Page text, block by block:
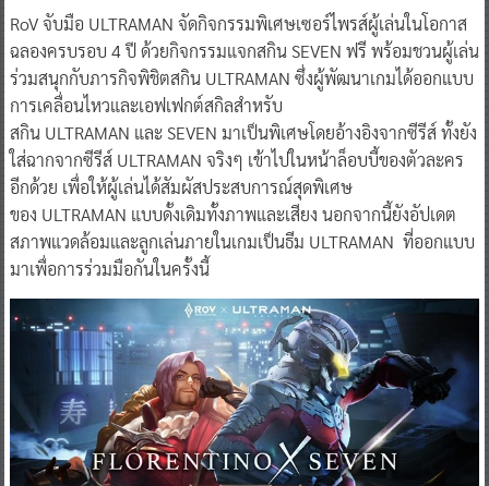
RoV จับมือ ULTRAMAN จัดกิจกรรมพิเศษเซอร์ไพรส์ผู้เล่นในโอกาส
ฉลองครบรอบ 4 ปี ด้วยกิจกรรมแจกสกิน SEVEN ฟรี พร้อมชวนผู้เล่น
ร่วมสนุกกับภารกิจพิชิตสกิน ULTRAMAN ซึ่งผู้พัฒนาเกมได้ออกแบบ
การเคลื่อนไหวและเอฟเฟกต์สกิลสำหรับ
สกิน ULTRAMAN และ SEVEN มาเป็นพิเศษโดยอ้างอิงจากซีรีส์ ทั้งยัง
ใส่ฉากจากซีรีส์ ULTRAMAN จริงๆ เข้าไปในหน้าล็อบบี้ของตัวละคร
อีกด้วย เพื่อให้ผู้เล่นได้สัมผัสประสบการณ์สุดพิเศษ
ของ ULTRAMAN แบบดั้งเดิมทั้งภาพและเสียง นอกจากนี้ยังอัปเดต
สภาพแวดล้อมและลูกเล่นภายในเกมเป็นธีม ULTRAMAN ที่ออกแบบ
มาเพื่อการร่วมมือกันในครั้งนี้